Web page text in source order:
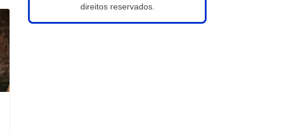
direitos reservados.